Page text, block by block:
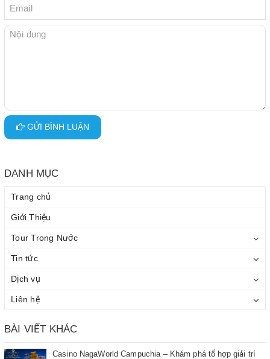
GỬI BÌNH LUẬN
DANH MỤC
Trang chủ
Giới Thiệu
Tour Trong Nước
Tin tức
Dịch vụ
Liên hệ
BÀI VIẾT KHÁC
Casino NagaWorld Campuchia – Khám phá tổ hợp giải trí